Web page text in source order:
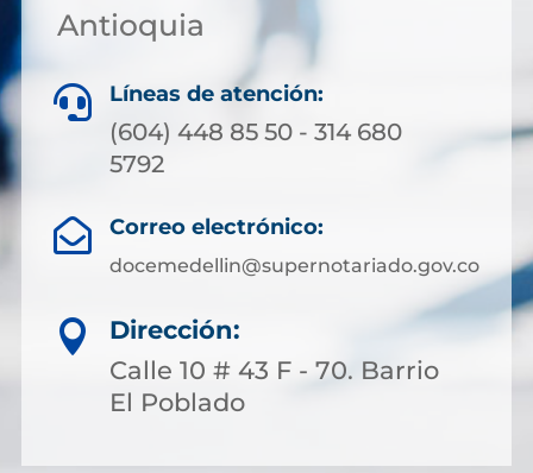
Antioquia
 Líneas de atención:
(604) 448 85 50 - 314 680
5792
 Correo electrónico:
docemedellin@supernotariado.gov.co

Dirección:
Calle 10 # 43 F - 70. Barrio
El Poblado